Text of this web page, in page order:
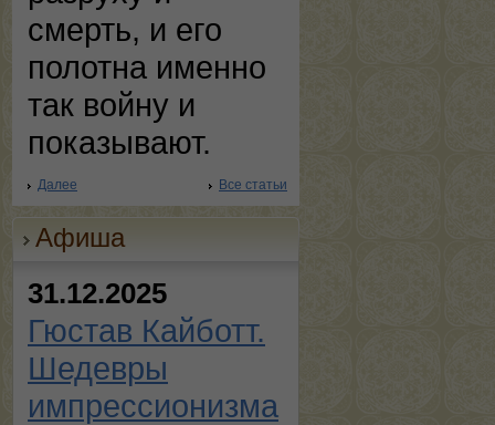
смерть, и его
полотна именно
так войну и
показывают.
Далее Все статьи
Афиша
31.12.2025
Гюстав Кайботт.
Шедевры
импрессионизма